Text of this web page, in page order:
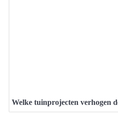
Welke tuinprojecten verhogen